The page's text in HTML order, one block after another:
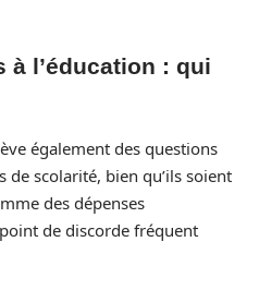
à l’éducation : qui
également des questions
de scolarité, bien qu’ils soient
des dépenses
de discorde fréquent